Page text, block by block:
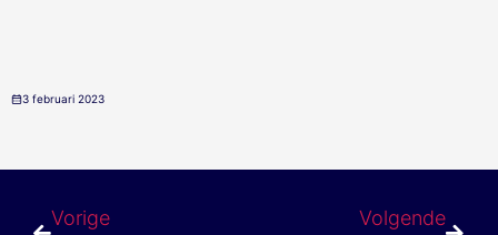
3 februari 2023
Vorige Volgende